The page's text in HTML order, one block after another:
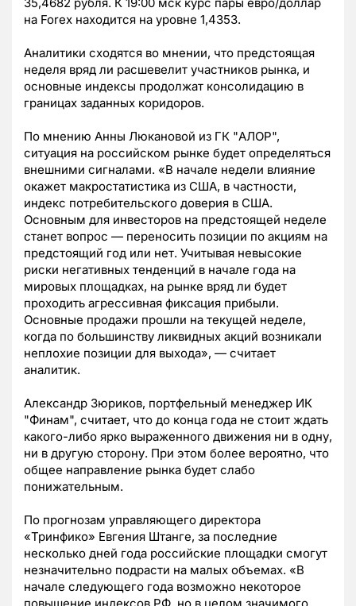
35,4682 рубля. К 19:00 мск курс пары евро/доллар
на Forex находится на уровне 1,4353.
Аналитики сходятся во мнении, что предстоящая
неделя вряд ли расшевелит участников рынка, и
основные индексы продолжат консолидацию в
границах заданных коридоров.
По мнению Анны Люкановой из ГК "АЛОР",
ситуация на российском рынке будет определяться
внешними сигналами. «В начале недели влияние
окажет макростатистика из США, в частности,
индекс потребительского доверия в США.
Основным для инвесторов на предстоящей неделе
станет вопрос — переносить позиции по акциям на
предстоящий год или нет. Учитывая невысокие
риски негативных тенденций в начале года на
мировых площадках, на рынке вряд ли будет
проходить агрессивная фиксация прибыли.
Основные продажи прошли на текущей неделе,
когда по большинству ликвидных акций возникали
неплохие позиции для выхода», — считает
аналитик.
Александр Зюриков, портфельный менеджер ИК
"Финам", считает, что до конца года не стоит ждать
какого-либо ярко выраженного движения ни в одну,
ни в другую сторону. При этом более вероятно, что
общее направление рынка будет слабо
понижательным.
По прогнозам управляющего директора
«Тринфико» Евгения Штанге, за последние
несколько дней года российские площадки смогут
незначительно подрасти на малых объемах. «В
начале следующего года возможно некоторое